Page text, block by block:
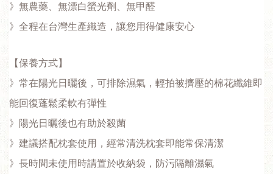
》無農藥、無漂白螢光劑、無甲醛
》全程在台灣生產織造，讓您用得健康安心
【保養方式】
》常在陽光日曬後，可排除濕氣，輕拍被擠壓的棉花纖維即
能回復蓬鬆柔軟有彈性
》陽光日曬後也有助於殺菌
》建議搭配枕套使用，經常清洗枕套即能常保清潔
》長時間未使用時請置於收納袋，防污隔離濕氣